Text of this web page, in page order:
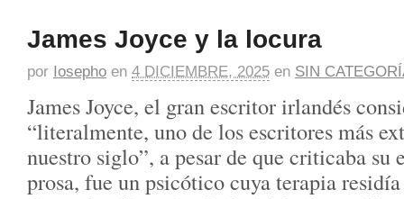
James Joyce y la locura
por Iosepho en 4 DICIEMBRE, 2025 en SIN
James Joyce, el gran escritor irlandés
“literalmente, uno de los escritores más
nuestro siglo”, a pesar de que criticaba
prosa, fue un psicótico cuya terapia